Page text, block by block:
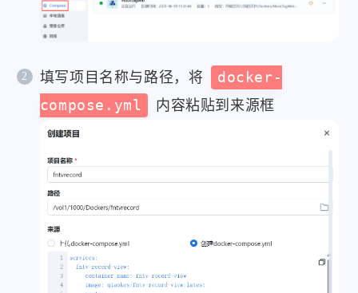
填写项目名称与路径，将
docker-
compose.yml
内容粘贴到来源框